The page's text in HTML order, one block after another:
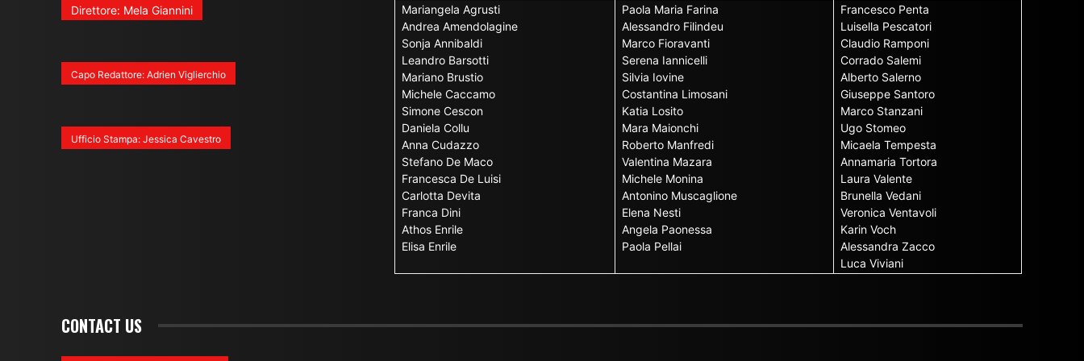
Direttore: Mela Giannini
Capo Redattore: Adrien Viglierchio
Ufficio Stampa: Jessica Cavestro
Mariangela Agrusti
Andrea Amendolagine
Sonja Annibaldi
Leandro Barsotti
Mariano Brustio
Michele Caccamo
Simone Cescon
Daniela Collu
Anna Cudazzo
Stefano De Maco
Francesca De Luisi
Carlotta Devita
Franca Dini
Athos Enrile
Elisa Enrile
Paola Maria Farina
Alessandro Filindeu
Marco Fioravanti
Serena Iannicelli
Silvia Iovine
Costantina Limosani
Katia Losito
Mara Maionchi
Roberto Manfredi
Valentina Mazara
Michele Monina
Antonino Muscaglione
Elena Nesti
Angela Paonessa
Paola Pellai
Francesco Penta
Luisella Pescatori
Claudio Ramponi
Corrado Salemi
Alberto Salerno
Giuseppe Santoro
Marco Stanzani
Ugo Stomeo
Micaela Tempesta
Annamaria Tortora
Laura Valente
Brunella Vedani
Veronica Ventavoli
Karin Voch
Alessandra Zacco
Luca Viviani
CONTACT US